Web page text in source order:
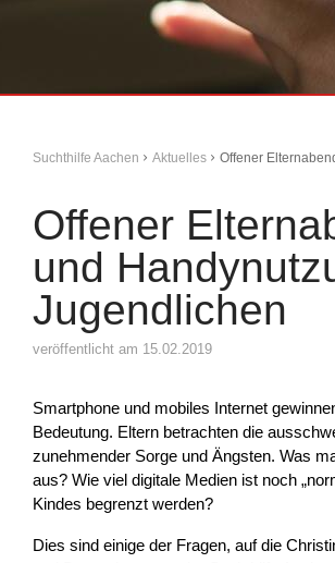
Suchthilfe Aachen Aktuelles Offener
Offener
und
Jugendlichen
veröffentlicht am 15.02.2019
Smartphone und mobiles Internet
Bedeutung. Eltern betrachten die
zunehmender Sorge und Ängsten. Was
aus? Wie viel digitale Medien ist noch
Kindes begrenzt werden?
Dies sind einige der Fragen, auf die